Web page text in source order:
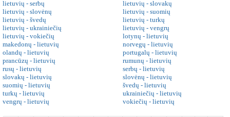
lietuvių - serbų
lietuvių - slovakų
lietuvių - slovėnų
lietuvių - suomių
lietuvių - švedų
lietuvių - turkų
lietuvių - ukrainiečių
lietuvių - vengrų
lietuvių - vokiečių
lotynų - lietuvių
makedonų - lietuvių
norvegų - lietuvių
olandų - lietuvių
portugalų - lietuvių
prancūzų - lietuvių
rumunų - lietuvių
rusų - lietuvių
serbų - lietuvių
slovakų - lietuvių
slovėnų - lietuvių
suomių - lietuvių
švedų - lietuvių
turkų - lietuvių
ukrainiečių - lietuvių
vengrų - lietuvių
vokiečių - lietuvių